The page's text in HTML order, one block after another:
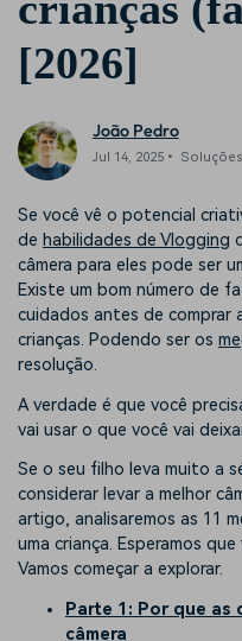
[2026]
João Pedro
Jul 14, 2025•
Se você vê o potencial
de habilidades de Vlogging
câmera para eles pode ser
Existe um bom número de
cuidados antes de comprar
crianças. Podendo ser os
resolução.
A verdade é que você
vai usar o que você vai
Se o seu filho leva muito a
considerar levar a melhor
artigo, analisaremos as 11
uma criança. Esperamos
Vamos começar a explorar.
Parte 1: Por que as
câmera